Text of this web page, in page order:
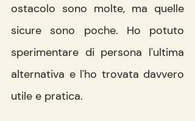
ostacolo sono molte, ma quelle
sicure sono poche. Ho potuto
sperimentare di persona l'ultima
alternativa e l'ho trovata davvero
utile e pratica.